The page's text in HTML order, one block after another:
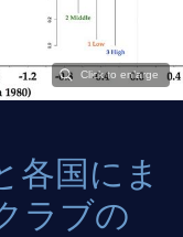
各国にま
ラブの